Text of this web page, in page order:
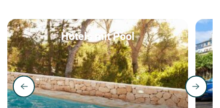
Hotels mit Pool